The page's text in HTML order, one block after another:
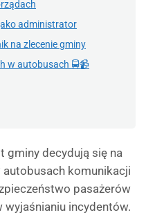
administrator
na zlecenie gminy
w autobusach 🚍📹
gminy decydują się na
komunikacji
pasażerów
incydentów.